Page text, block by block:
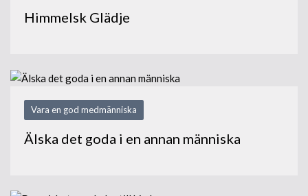
Himmelsk Glädje
Vara en god medmänniska
Älska det goda i en annan människa